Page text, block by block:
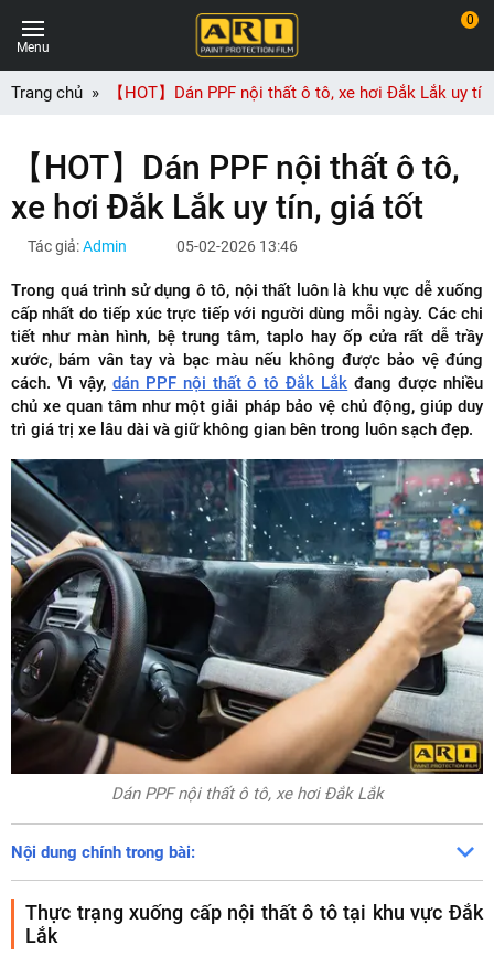
Menu
0
Trang chủ 【HOT】Dán PPF nội thất ô tô, xe hơi Đắk Lắk uy
【HOT】Dán PPF nội thất ô tô,
xe hơi Đắk Lắk uy tín, giá tốt
Tác giả:Admin 05-02-2026 13:46
Trong quá trình sử dụng ô tô, nội thất luôn là khu vực dễ xuống
cấp nhất do tiếp xúc trực tiếp với người dùng mỗi ngày. Các chi
tiết như màn hình, bệ trung tâm, taplo hay ốp cửa rất dễ trầy
xước, bám vân tay và bạc màu nếu không được bảo vệ đúng
cách. Vì vậy, dán PPF nội thất ô tô Đắk Lắk đang được nhiều
chủ xe quan tâm như một giải pháp bảo vệ chủ động, giúp duy
trì giá trị xe lâu dài và giữ không gian bên trong luôn sạch đẹp.
Dán PPF nội thất ô tô, xe hơi Đắk Lắk
Nội dung chính trong bài:
Thực trạng xuống cấp nội thất ô tô tại khu vực Đắk
Lắk